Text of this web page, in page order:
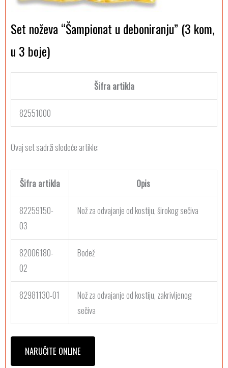
Set noževa “Šampionat u deboniranju” (3 kom,
u 3 boje)
Šifra artikla
82551000
Ovaj set sadrži sledeće artikle:
Šifra artikla Opis
82259150-
03
Nož za odvajanje od kostiju, širokog sečiva
82006180-
02
Bodež
82981130-01
Nož za odvajanje od kostiju, zakrivljenog
sečiva
NARUČITE ONLINE